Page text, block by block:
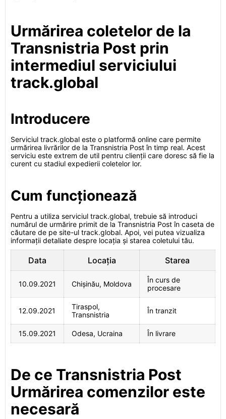
Urmărirea coletelor de la
Transnistria Post prin
intermediul serviciului
track.global
Introducere
Serviciul track.global este o platformă online care permite
urmărirea livrărilor de la Transnistria Post în timp real. Acest
serviciu este extrem de util pentru clienții care doresc să fie la
curent cu stadiul expedierii coletelor lor.
Cum funcționează
Pentru a utiliza serviciul track.global, trebuie să introduci
numărul de urmărire primit de la Transnistria Post în caseta de
căutare de pe site-ul track.global. Apoi, vei putea vizualiza
informații detaliate despre locația și starea coletului tău.
Data Locația Starea
10.09.2021 Chișinău, Moldova
În curs de
procesare
12.09.2021
Tiraspol,
Transnistria
În tranzit
15.09.2021 Odesa, Ucraina În livrare
De ce Transnistria Post
Urmărirea comenzilor este
necesară